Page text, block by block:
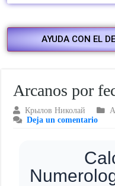
AYUDA CON EL
Arcanos por
Крылов Николай
Deja un comentario